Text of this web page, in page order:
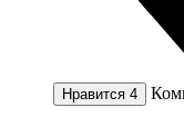
Нравится 4